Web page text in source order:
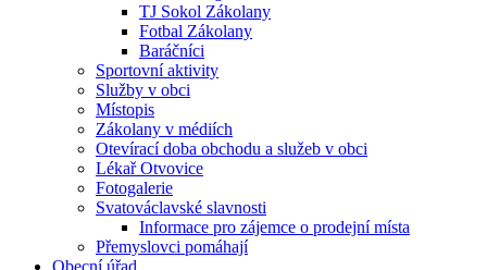
TJ Sokol Zákolany
Fotbal Zákolany
Baráčníci
Sportovní aktivity
Služby v obci
Místopis
Zákolany v médiích
Otevírací doba obchodu a služeb v obci
Lékař Otvovice
Fotogalerie
Svatováclavské slavnosti
Informace pro zájemce o prodejní místa
Přemyslovci pomáhají
Obecní úřad